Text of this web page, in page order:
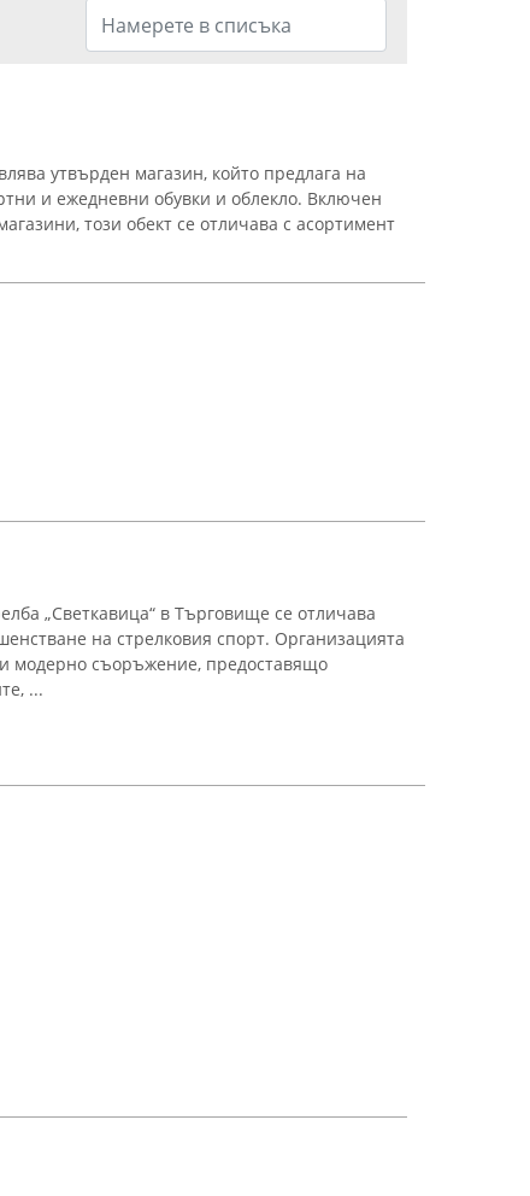
утвърден магазин, който предлага на
и ежедневни обувки и облекло. Включен
този обект се отличава с асортимент
„Светкавица“ в Търговище се отличава
на стрелковия спорт. Организацията
модерно съоръжение, предоставящо
...